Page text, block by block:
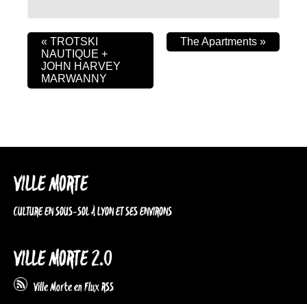
« TROTSKI
NAUTIQUE +
JOHN HARVEY
MARWANNY
The Apartments »
VILLE MORTE
CULTURE EN SOUS-SOL À LYON ET SES ENVIRONS
VILLE MORTE 2.0
Ville Morte en Flux RSS